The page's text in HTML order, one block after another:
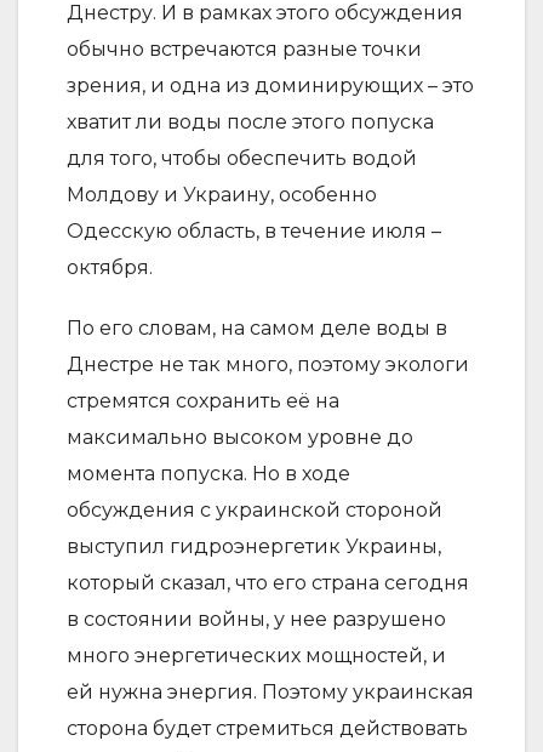
Днестру. И в рамках этого обсуждения
обычно встречаются разные точки
зрения, и одна из доминирующих – это
хватит ли воды после этого попуска
для того, чтобы обеспечить водой
Молдову и Украину, особенно
Одесскую область, в течение июля –
октября.
По его словам, на самом деле воды в
Днестре не так много, поэтому экологи
стремятся сохранить её на
максимально высоком уровне до
момента попуска. Но в ходе
обсуждения с украинской стороной
выступил гидроэнергетик Украины,
который сказал, что его страна сегодня
в состоянии войны, у нее разрушено
много энергетических мощностей, и
ей нужна энергия. Поэтому украинская
сторона будет стремиться действовать